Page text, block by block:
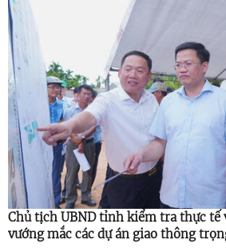
Chủ tịch UBND tỉnh kiểm tra thực tế
vướng mắc các dự án giao thông